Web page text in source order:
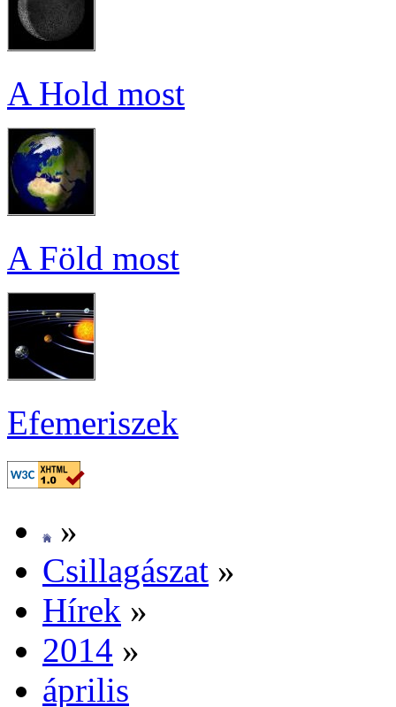
A Hold most
A Föld most
Efe­me­ri­szek
»
Csil­la­gá­szat »
Hí­rek »
2014 »
áp­ri­lis